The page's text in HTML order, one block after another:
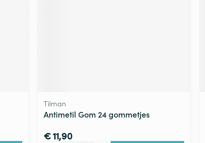
Tilman
Antimetil Gom 24 gommetjes
€ 11,90